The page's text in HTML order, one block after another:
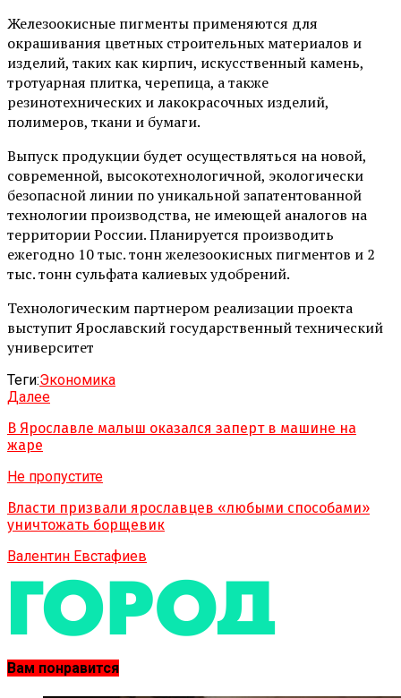
Железоокисные пигменты применяются для
окрашивания цветных строительных материалов и
изделий, таких как кирпич, искусственный камень,
тротуарная плитка, черепица, а также
резинотехнических и лакокрасочных изделий,
полимеров, ткани и бумаги.
Выпуск продукции будет осуществляться на новой,
современной, высокотехнологичной, экологически
безопасной линии по уникальной запатентованной
технологии производства, не имеющей аналогов на
территории России. Планируется производить
ежегодно 10 тыс. тонн железоокисных пигментов и 2
тыс. тонн сульфата калиевых удобрений.
Технологическим партнером реализации проекта
выступит Ярославский государственный технический
университет
Теги:Экономика
Далее
В Ярославле малыш оказался заперт в машине на
жаре
Не пропустите
Власти призвали ярославцев «любыми способами»
уничтожать борщевик
Валентин Евстафиев
Вам понравится